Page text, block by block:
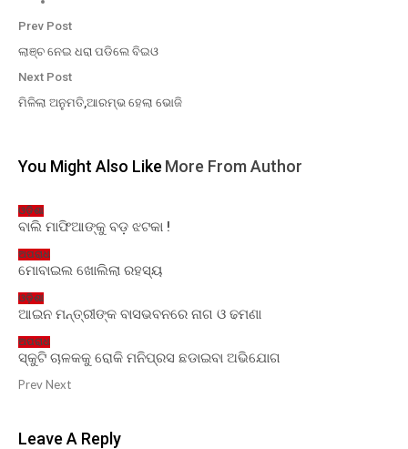
Prev Post
ଲାଞ୍ଚ ନେଇ ଧରା ପଡିଲେ ବିଇଓ
Next Post
ମିଳିଲା ଅନୁମତି,ଆରମ୍ଭ ହେଲା ଭୋଜି
You Might Also Like More From Author
ଓଡ଼ିଶା
ବାଲି ମାଫିଆଙ୍କୁ ବଡ଼ ଝଟକା !
ଅପରାଧ
ମୋବାଇଲ ଖୋଲିଲା ରହସ୍ୟ
ଓଡ଼ିଶା
ଆଇନ ମନ୍ତ୍ରୀଙ୍କ ବାସଭବନରେ ନାଗ ଓ ଢମଣା
ଅପରାଧ
ସ୍କୁଟି ଚାଳକକୁ ରୋକି ମନିପ୍ରସ ଛଡାଇବା ଅଭିଯୋଗ
PrevNext
Leave A Reply